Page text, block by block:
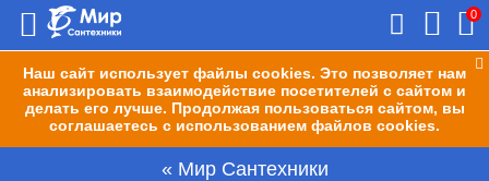
Наш сайт использует файлы cookies. Это позволяет нам
анализировать взаимодействие посетителей с сайтом и
делать его лучше. Продолжая пользоваться сайтом, вы
соглашаетесь с использованием файлов cookies.
0
Мир Сантехники